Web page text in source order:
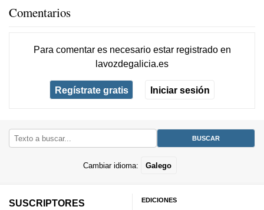
Comentarios
Para comentar es necesario estar registradoen
lavozdegalicia.es
Regístrate gratis Iniciar sesión
Cambiar idioma: Galego
SUSCRIPTORES
EDICIONES